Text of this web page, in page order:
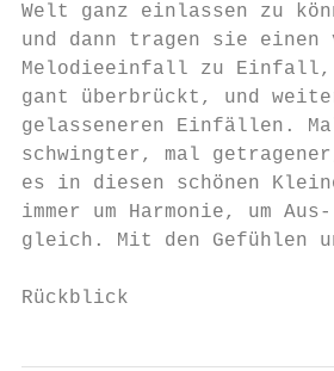
Welt ganz einlassen zu
und dann tragen sie
Melodieeinfall zu
gant überbrückt, und
gelasseneren Einfällen.
schwingter, mal
es in diesen schönen
immer um Harmonie, um
gleich. Mit den
Rückblick